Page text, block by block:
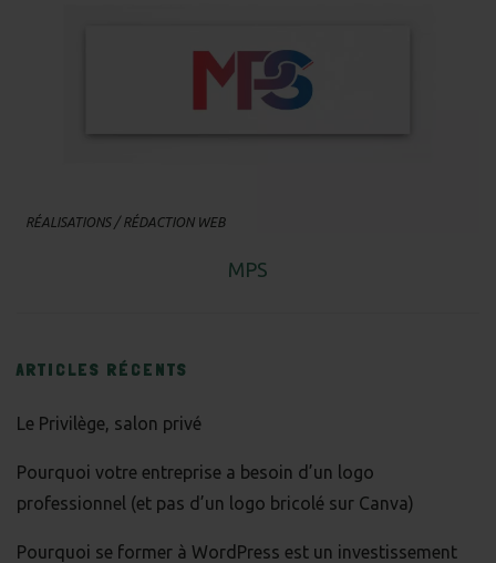
RÉALISATIONS/RÉDACTION WEB
MPS
ARTICLES RÉCENTS
Le Privilège, salon privé
Pourquoi votre entreprise a besoin d’un logo
professionnel (et pas d’un logo bricolé sur Canva)
Pourquoi se former à WordPress est un investissement